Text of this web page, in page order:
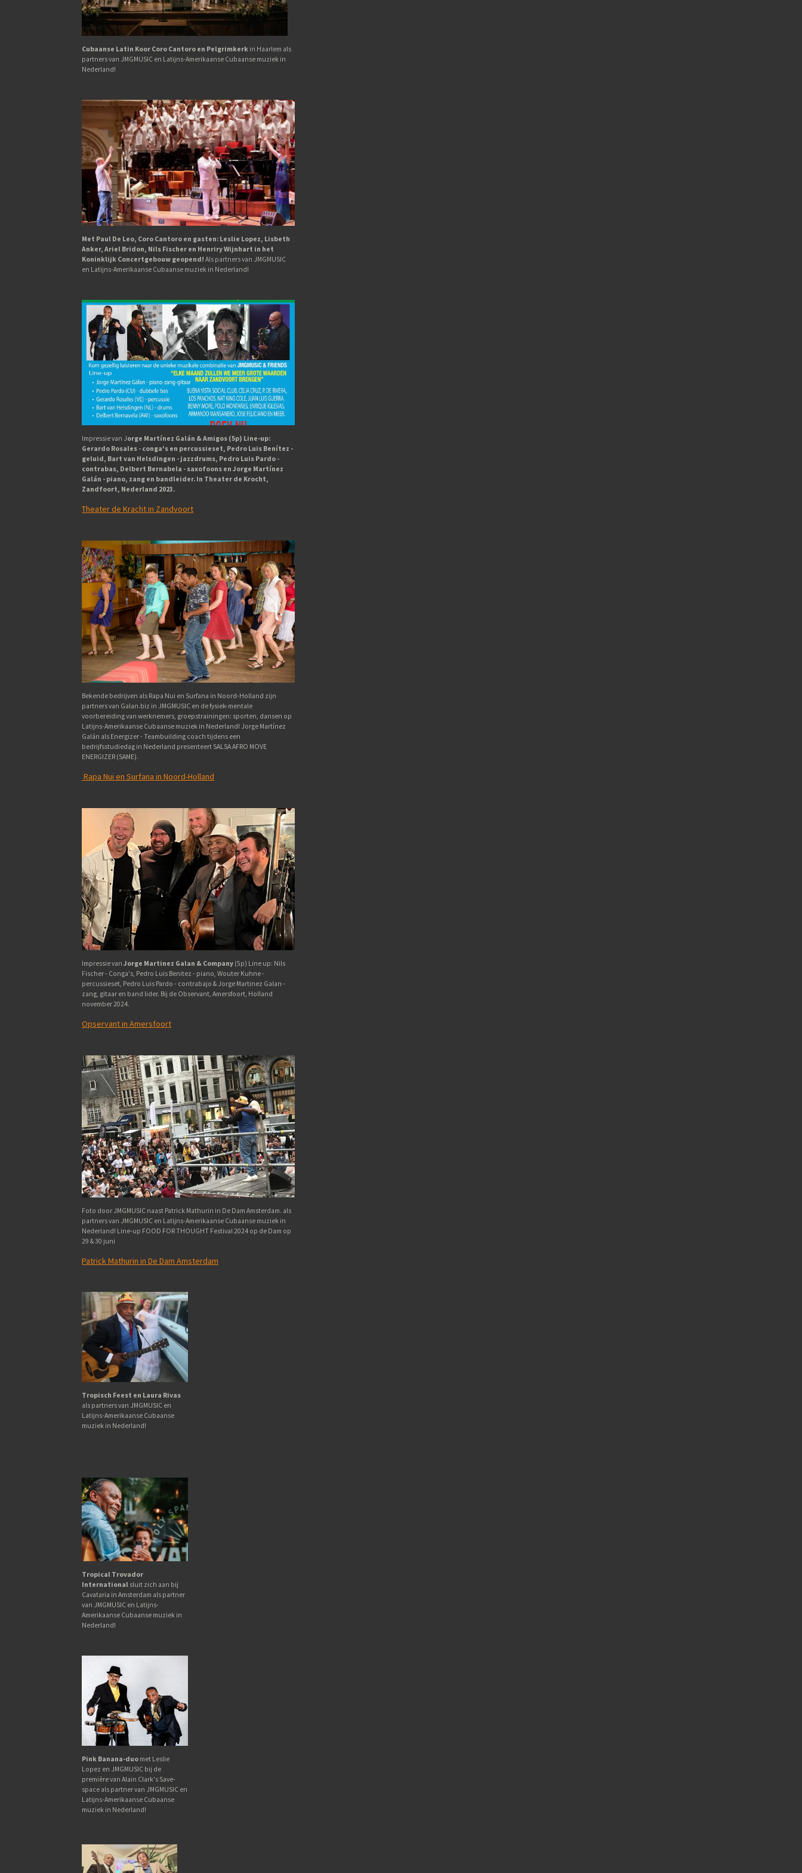
Cubaanse Latin Koor Coro Cantoro en Pelgrimkerk in Haarlem als
partners van JMGMUSIC en Latijns-Amerikaanse Cubaanse muziek in
Nederland!
Met Paul De Leo, Coro Cantoro en gasten: Leslie Lopez, Lisbeth
Anker, Ariel Bridon, Nils Fischer en Henriry Wijnhart in het
Koninklijk Concertgebouw geopend! Als partners van JMGMUSIC
en Latijns-Amerikaanse Cubaanse muziek in Nederland!
Impressie van Jorge Martínez Galán & Amigos (5p) Line-up:
Gerardo Rosales - conga's en percussieset, Pedro Luis Benítez -
geluid, Bart van Helsdingen - jazzdrums, Pedro Luis Pardo -
contrabas, Delbert Bernabela - saxofoons en Jorge Martínez
Galán - piano, zang en bandleider. In Theater de Krocht,
Zandfoort, Nederland 2023.
Theater de Kracht in Zandvoort
Bekende bedrijven als Rapa Nui en Surfana in Noord-Holland zijn
partners van Galan.biz in JMGMUSIC en de fysiek-mentale
voorbereiding van werknemers, groepstrainingen: sporten, dansen op
Latijns-Amerikaanse Cubaanse muziek in Nederland! Jorge Martínez
Galán als Energizer - Teambuilding coach tijdens een
bedrijfsstudiedag in Nederland presenteert SALSA AFRO MOVE
ENERGIZER (SAME).
Rapa Nui en Surfana in Noord-Holland
Impressie van Jorge Martinez Galan & Company (5p) Line up: Nils
Fischer - Conga's, Pedro Luis Benitez - piano, Wouter Kuhne -
percussieset, Pedro Luis Pardo - contrabajo & Jorge Martinez Galan -
zang, gitaar en band lider. Bij de Observant, Amersfoort, Holland
november 2024.
Opservant in Amersfoort
Foto door JMGMUSIC naast Patrick Mathurin in De Dam Amsterdam. als
partners van JMGMUSIC en Latijns-Amerikaanse Cubaanse muziek in
Nederland! Line-up FOOD FOR THOUGHT Festival 2024 op de Dam op
29 & 30 juni
Patrick Mathurin in De Dam Amsterdam
Tropisch Feest en Laura Rivas
als partners van JMGMUSIC en
Latijns-Amerikaanse Cubaanse
muziek in Nederland!
Tropical Trovador
International sluit zich aan bij
Cavataria in Amsterdam als partner
van JMGMUSIC en Latijns-
Amerikaanse Cubaanse muziek in
Nederland!
Pink Banana-duo met Leslie
Lopez en JMGMUSIC bij de
première van Alain Clark's Save-
space als partner van JMGMUSIC en
Latijns-Amerikaanse Cubaanse
muziek in Nederland!